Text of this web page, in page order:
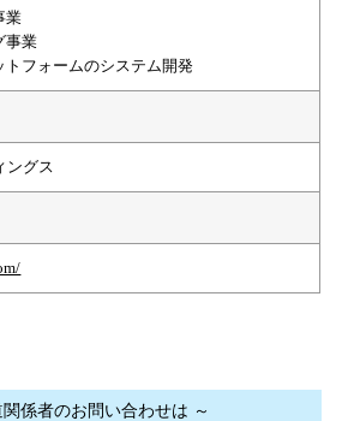
業
事業
トフォームのシステム開発
ングス
関係者のお問い合わせは ～